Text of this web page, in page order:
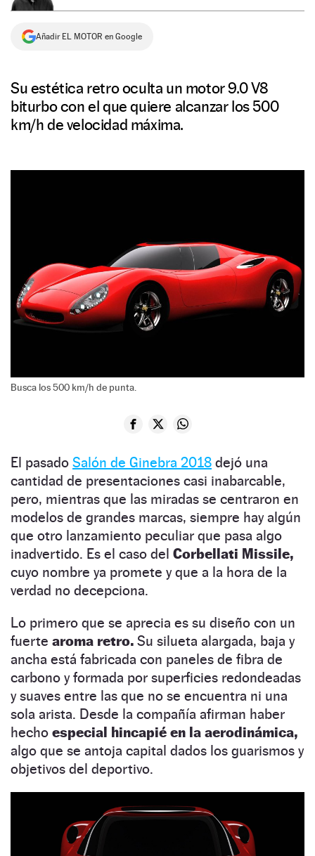
Añadir EL MOTOR en Google
Su estética retro oculta un motor 9.0 V8
biturbo con el que quiere alcanzar los 500
km/h de velocidad máxima.
Busca los 500 km/h de punta.
El pasado Salón de Ginebra 2018 dejó una
cantidad de presentaciones casi inabarcable,
pero, mientras que las miradas se centraron en
modelos de grandes marcas, siempre hay algún
que otro lanzamiento peculiar que pasa algo
inadvertido. Es el caso del Corbellati Missile,
cuyo nombre ya promete y que a la hora de la
verdad no decepciona.
Lo primero que se aprecia es su diseño con un
fuerte aroma retro. Su silueta alargada, baja y
ancha está fabricada con paneles de fibra de
carbono y formada por superficies redondeadas
y suaves entre las que no se encuentra ni una
sola arista. Desde la compañía afirman haber
hecho especial hincapié en la aerodinámica,
algo que se antoja capital dados los guarismos y
objetivos del deportivo.